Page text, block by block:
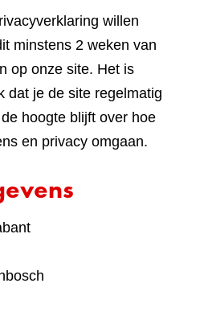
willen
minstens 2 weken van
op onze site. Het is
dat je de site regelmatig
hoogte blijft over hoe
en privacy omgaan.